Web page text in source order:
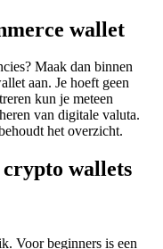
wallet
Maak dan binnen
aan. Je hoeft geen
kun je meteen
van digitale valuta.
het overzicht.
crypto wallets
Voor beginners is een